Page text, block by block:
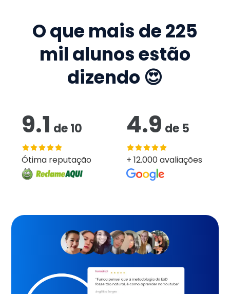
O que mais de225
mil alunos estão
dizendo 😍
9.1 de10
Ótima reputação
4.9 de 5
+ 12.000 avaliações